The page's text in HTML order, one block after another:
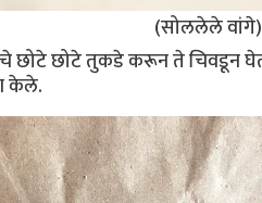
(सोललेले वांगे)
छोटे छोटे तुकडे करून ते चिवडून
केले.